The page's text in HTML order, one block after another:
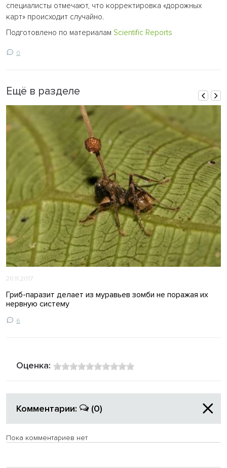
специалисты отмечают, что корректировка «дорожных
карт» происходит случайно.
Подготовлено по материалам Scientific Reports
0
Ещё в разделе
20.11.2017
Гриб-паразит делает из муравьев зомби не поражая их
нервную систему
6
Оценка:
Комментарии: (0)
Пока комментариев нет